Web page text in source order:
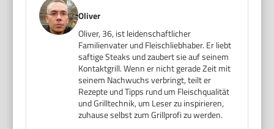
Oliver
Oliver, 36, ist leidenschaftlicher
Familienvater und Fleischliebhaber. Er liebt
saftige Steaks und zaubert sie auf seinem
Kontaktgrill. Wenn er nicht gerade Zeit mit
seinem Nachwuchs verbringt, teilt er
Rezepte und Tipps rund um Fleischqualität
und Grilltechnik, um Leser zu inspirieren,
zuhause selbst zum Grillprofi zu werden.